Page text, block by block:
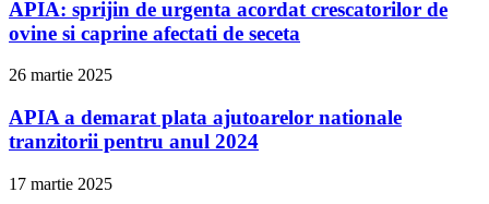
APIA: sprijin de urgenta acordat crescatorilor de
ovine si caprine afectati de seceta
26 martie 2025
APIA a demarat plata ajutoarelor nationale
tranzitorii pentru anul 2024
17 martie 2025